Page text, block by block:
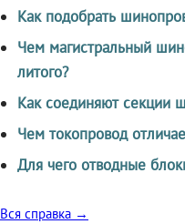
Как подобрать
Чем магистральный
литого?
Как соединяют секции
Чем токопровод
Для чего отводные
Вся справка →